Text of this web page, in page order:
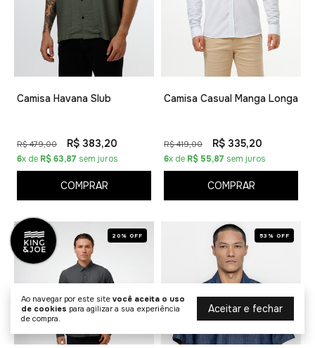
Ao navegar por este site você aceita o uso
de cookies para agilizar a sua experiência
de compra.
Aceitar e fechar
Camisa Havana Slub
R$ 479,00 R$ 383,20
6x de R$ 63,87 sem juros
COMPRAR
Camisa Casual Manga Longa
R$ 419,00 R$ 335,20
6x de R$ 55,87 sem juros
COMPRAR
20% OFF 53% OFF